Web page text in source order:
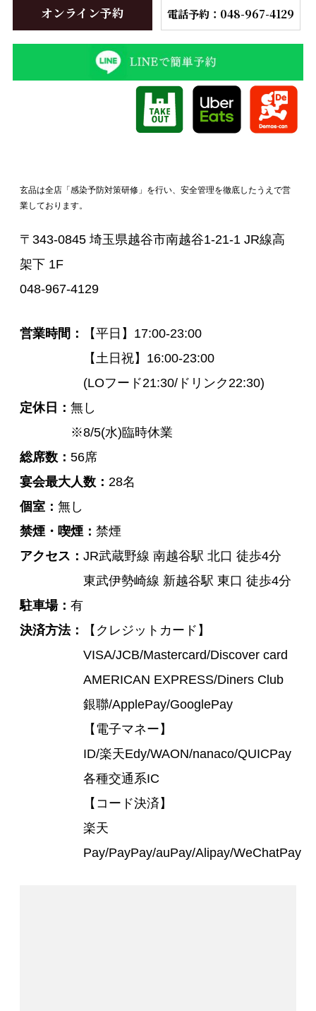
オンライン予約 電話予約：048-967-4129
玄品は全店「感染予防対策研修」を行い、安全管理を徹底したうえで営
業しております。
〒343-0845 埼玉県越谷市南越谷1-21-1 JR線高
架下 1F
048-967-4129
営業時間
【平日】17:00-23:00
【土日祝】16:00-23:00
(LOフード21:30/ドリンク22:30)
定休日
無し
※8/5(水)臨時休業
総席数
56席
宴会最大人数
28名
個室
無し
禁煙・喫煙
禁煙
アクセス
JR武蔵野線 南越谷駅 北口 徒歩4分
東武伊勢崎線 新越谷駅 東口 徒歩4分
駐車場
有
決済方法
【クレジットカード】
VISA/JCB/Mastercard/Discover card
AMERICAN EXPRESS/Diners Club
銀聯/ApplePay/GooglePay
【電子マネー】
ID/楽天Edy/WAON/nanaco/QUICPay
各種交通系IC
【コード決済】
楽天
Pay/PayPay/auPay/Alipay/WeChatPay